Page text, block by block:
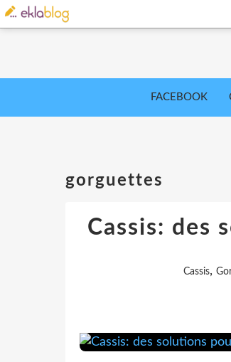
FACEBOOK
gorguettes
Cassis: des
Cassis,